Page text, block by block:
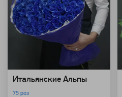
Итальянские Альпы
75 роз